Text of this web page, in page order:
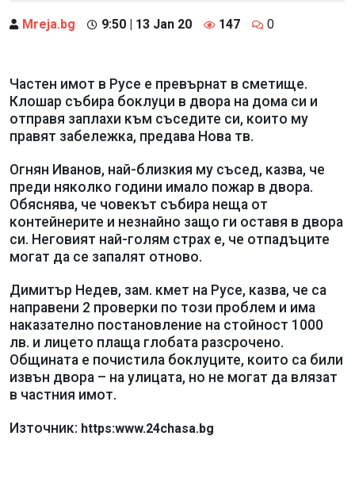
Mreja.bg 9:50 | 13 Jan 20 147 0
Частен имот в Русе е превърнат в сметище.
Клошар събира боклуци в двора на дома си и
отправя заплахи към съседите си, които му
правят забележка, предава Нова тв.
Огнян Иванов, най-близкия му съсед, казва, че
преди няколко години имало пожар в двора.
Обяснява, че човекът събира неща от
контейнерите и незнайно защо ги оставя в двора
си. Неговият най-голям страх е, че отпадъците
могат да се запалят отново.
Димитър Недев, зам. кмет на Русе, казва, че са
направени 2 проверки по този проблем и има
наказателно постановление на стойност 1000
лв. и лицето плаща глобата разсрочено.
Общината е почистила боклуците, които са били
извън двора – на улицата, но не могат да влязат
в частния имот.
Източник: https:www.24chasa.bg